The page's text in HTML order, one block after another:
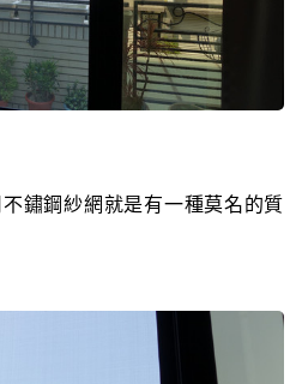
鏽鋼紗網就是有一種莫名的質